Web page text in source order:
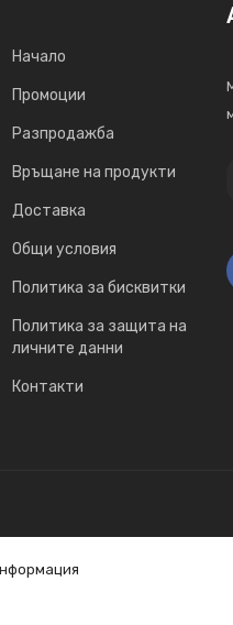
Начало
Промоции
Разпродажба
Връщане на продукти
Доставка
Общи условия
Политика за бисквитки
Политика за защита на
личните данни
Контакти